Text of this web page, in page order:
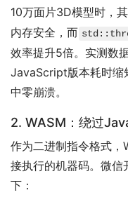
10万面片3D模型时，其
内存安全，而
效率提升5倍。实测数
JavaScript版本耗时缩
中零崩溃。
2. WASM：绕过
作为二进制指令格式，
接执行的机器码。微信
下：